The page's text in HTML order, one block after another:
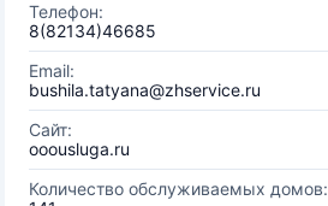
Телефон:
8(82134)46685
Email:
bushila.tatyana@zhservice.ru
Сайт:
ooousluga.ru
Количество обслуживаемых домов: